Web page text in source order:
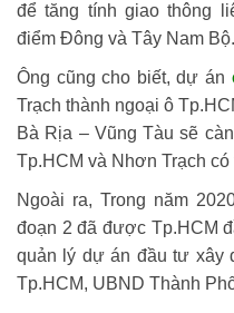
để tăng tính giao thông
điểm Đông và Tây Nam Bộ.
Ông cũng cho biết, dự án
Trạch thành ngoại ô
Bà Rịa – Vũng Tàu sẽ
Tp.HCM và Nhơn Trạch
Ngoài ra, Trong năm
đoạn 2 đã được Tp.HCM
quản lý dự án đầu tư xây
Tp.HCM, UBND Thành